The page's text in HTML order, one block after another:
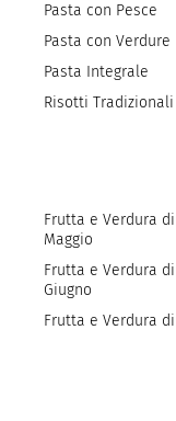
Pasta con Pesce
Pasta con Verdure
Pasta Integrale
Risotti Tradizionali
Frutta e Verdura di
Maggio
Frutta e Verdura di
Giugno
Frutta e Verdura